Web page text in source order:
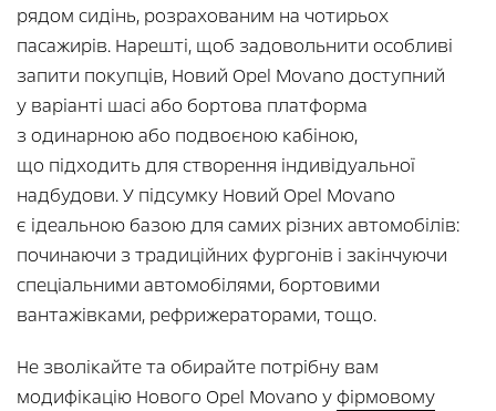
рядом сидінь, розрахованим на чотирьох
пасажирів. Нарешті, щоб задовольнити особливі
запити покупців, Новий Opel Movano доступний
у варіанті шасі або бортова платформа
з одинарною або подвоєною кабіною,
що підходить для створення індивідуальної
надбудови. У підсумку Новий Opel Movano
є ідеальною базою для самих різних автомобілів:
починаючи з традиційних фургонів і закінчуючи
спеціальними автомобілями, бортовими
вантажівками, рефрижераторами, тощо.
Не зволікайте та обирайте потрібну вам
модифікацію Нового Opel Movano уфірмовому